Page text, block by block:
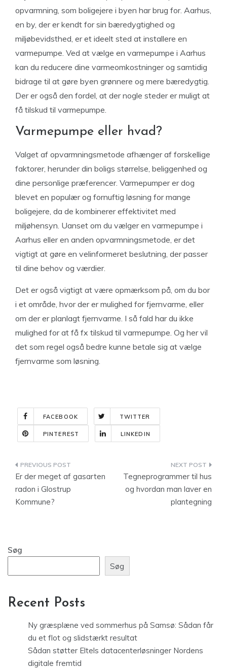
opvarmning, som boligejere i byen har brug for. Aarhus,
en by, der er kendt for sin bæredygtighed og
miljøbevidsthed, er et ideelt sted at installere en
varmepumpe. Ved at vælge en varmepumpe i Aarhus
kan du reducere dine varmeomkostninger og samtidig
bidrage til at gøre byen grønnere og mere bæredygtig.
Der er også den fordel, at der nogle steder er muligt at
få tilskud til varmepumpe.
Varmepumpe eller hvad?
Valget af opvarmningsmetode afhænger af forskellige
faktorer, herunder din boligs størrelse, beliggenhed og
dine personlige præferencer. Varmepumper er dog
blevet en populær og fornuftig løsning for mange
boligejere, da de kombinerer effektivitet med
miljøhensyn. Uanset om du vælger en varmepumpe i
Aarhus eller en anden opvarmningsmetode, er det
vigtigt at gøre en velinformeret beslutning, der passer
til dine behov og værdier.
Det er også vigtigt at være opmærksom på, om du bor
i et område, hvor der er mulighed for fjernvarme, eller
om der er planlagt fjernvarme. I så fald har du ikke
mulighed for at få fx tilskud til varmepumpe. Og her vil
det som regel også bedre kunne betale sig at vælge
fjernvarme som løsning.
FACEBOOK TWITTER
PINTEREST LINKEDIN
Indlægsnavigation
Er der meget af gasarten
radon i Glostrup
Kommune?
Tegneprogrammer til hus
og hvordan man laver en
plantegning
Søg
Søg
Recent Posts
Ny græsplæne ved sommerhus på Samsø: Sådan får
du et flot og slidstærkt resultat
Sådan støtter Eltels datacenterløsninger Nordens
digitale fremtid